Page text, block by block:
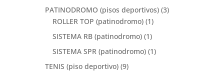
PATINODROMO (pisos deportivos) (3)
ROLLER TOP (patinodromo) (1)
SISTEMA RB (patinodromo) (1)
SISTEMA SPR (patinodromo) (1)
TENIS (piso deportivo) (9)